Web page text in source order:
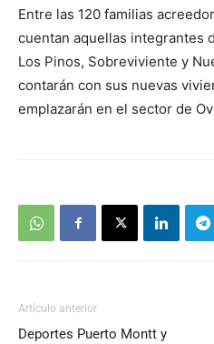
Entre las 120 familias
cuentan aquellas integrantes
Los Pinos, Sobreviviente y
contarán con sus nuevas
emplazarán en el sector de
Artículo anterior
Deportes Puerto Montt y